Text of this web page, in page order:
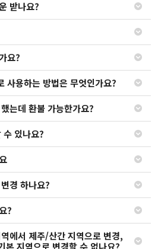
받나요?
요?
사용하는 방법은 무엇인가요?
는데 환불 가능한가요?
수 있나요?
경 하나요?
?
에서 제주/산간 지역으로 변경,
본 지역으로 변경할 수 없나요?